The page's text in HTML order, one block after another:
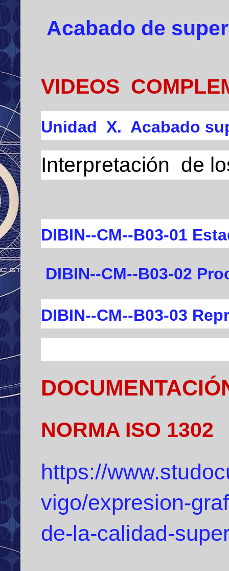
Acabado de
VIDEOS
Unidad X. Acabado
Interpretación de
DIBIN--CM--B03-01
DIBIN--CM--B03-02
DIBIN--CM--B03-03
NORMA ISO 1302
https://
vigo/expresion-
de-la-calidad-